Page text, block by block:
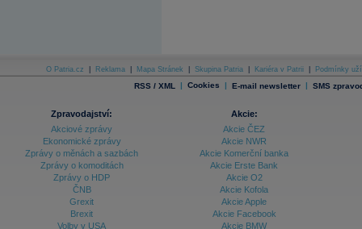
O Patria.cz Reklama Mapa Stránek Skupina Patria Kariéra v Patrii Podmínky
RSS / XML | Cookies | E-mail newsletter | SMS
Zpravodajství:
Akciové zprávy
Ekonomické zprávy
Zprávy o měnách a sazbách
Zprávy o komoditách
Zprávy o HDP
ČNB
Grexit
Brexit
Volby v USA
Akcie:
Akcie ČEZ
Akcie NWR
Akcie Komerční banka
Akcie Erste Bank
Akcie O2
Akcie Kofola
Akcie Apple
Akcie Facebook
Akcie BMW